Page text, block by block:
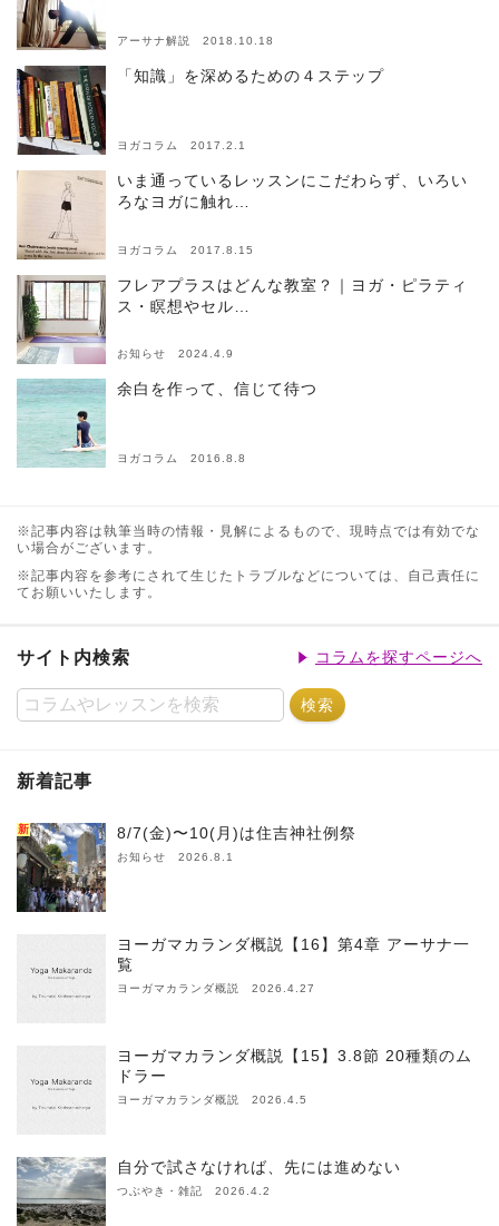
アーサナ解説 2018.10.18
「知識」を深めるための４ステップ
ヨガコラム 2017.2.1
いま通っているレッスンにこだわらず、いろい
ろなヨガに触れ…
ヨガコラム 2017.8.15
フレアプラスはどんな教室？｜ヨガ・ピラティ
ス・瞑想やセル…
お知らせ 2024.4.9
余白を作って、信じて待つ
ヨガコラム 2016.8.8
※記事内容は執筆当時の情報・見解によるもので、現時点では有効でな
い場合がございます。
※記事内容を参考にされて生じたトラブルなどについては、自己責任に
てお願いいたします。
サイト内検索 コラムを探すページへ
新着記事
新 8/7(金)〜10(月)は住吉神社例祭
お知らせ 2026.8.1
ヨーガマカランダ概説【16】第4章 アーサナ一
覧
ヨーガマカランダ概説 2026.4.27
ヨーガマカランダ概説【15】3.8節 20種類のム
ドラー
ヨーガマカランダ概説 2026.4.5
自分で試さなければ、先には進めない
つぶやき・雑記 2026.4.2